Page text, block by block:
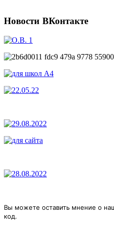
Новости ВКонтакте
Вы можете оставить мнение о
код.